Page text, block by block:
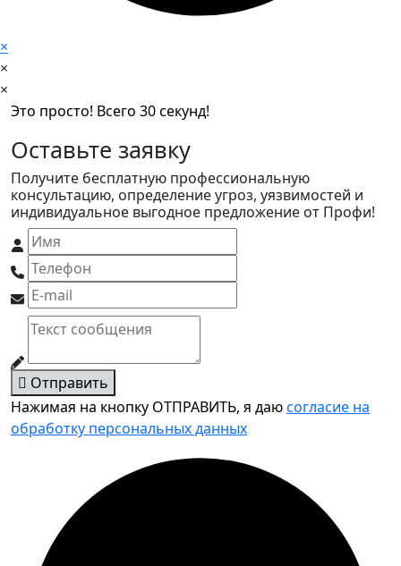
×
×
×
Это просто! Всего 30 секунд!
Оставьте заявку
Получите бесплатную профессиональную
консультацию, определение угроз, уязвимостей и
индивидуальное выгодное предложение от Профи!
Отправить
Нажимая на кнопку ОТПРАВИТЬ, я даюсогласие на
обработку персональных данных